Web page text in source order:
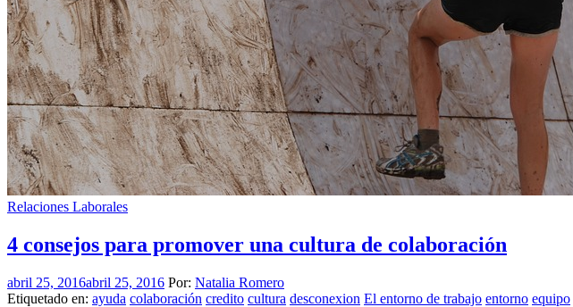
Relaciones Laborales
4 consejos para promover una cultura de colaboración
abril 25, 2016abril 25, 2016 Por: Natalia Romero
Etiquetado en: ayuda colaboración credito cultura desconexion El entorno de trabajo entorno equipo